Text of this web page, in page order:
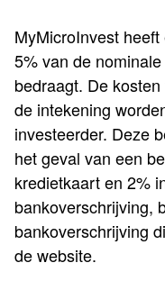
MyMicroInvest
5% van de
bedraagt. De
de intekening
investeerder. Deze
het geval van een
kredietkaart en 2%
bankoverschrijving,
bankoverschrijving
de website.